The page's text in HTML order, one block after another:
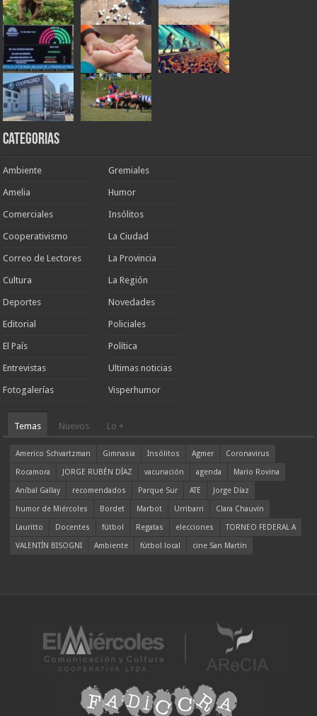
Categorias
Ambiente
Amelia
Comerciales
Cooperativismo
Correo de Lectores
Cultura
Deportes
Editorial
El País
Entrevistas
Fotogalerías
Gremiales
Humor
Insólitos
La Ciudad
La Provincia
La Región
Novedades
Policiales
Política
Ultimas noticias
Visperhumor
Temas Nuevos Lo +
Americo Schvartzman Gimnasia Insólitos Agmer
Coronavirus
Rocamora
JORGE RUBÉN DÍAZ vacunación agenda
Mario Rovina
Aníbal Gallay
recomendados Parque Sur ATE
Jorge Díaz
humor de Miércoles
Bordet Marbot Urribarri
Clara Chauvín
Lauritto
Docentes fútbol Regatas elecciones
TORNEO FEDERAL A
VALENTÍN BISOGNI
Ambiente fútbol local cine San Martín